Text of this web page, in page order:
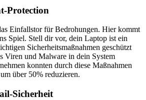
Protection
Einfallstor für Bedrohungen. Hier kommt
Spiel. Stell dir vor, dein Laptop ist ein
Sicherheitsmaßnahmen geschützt
Viren und Malware in dein System
konnten durch diese Maßnahmen
über 50% reduzieren.
Sicherheit